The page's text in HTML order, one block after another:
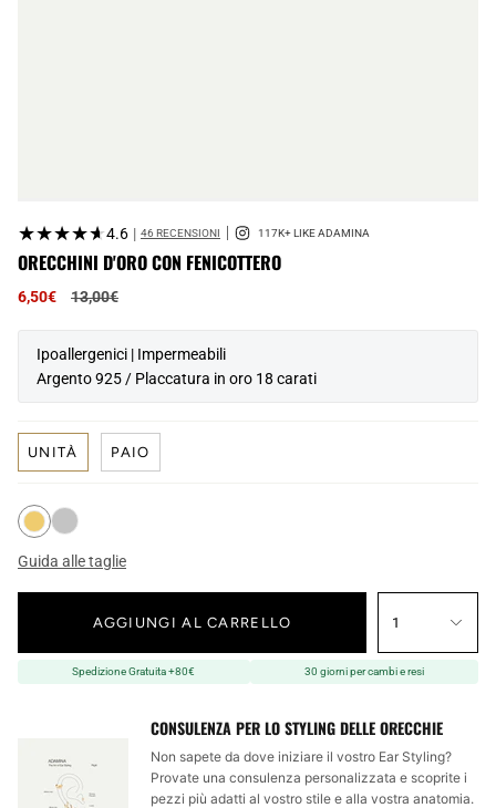
★★★★★
★★★★★4.6 | 46 RECENSIONI
ORECCHINI D'ORO CON FENICOTTERO
6,50€
Prezzo
13,00€
Ipoallergenici | Impermeabili
Argento 925 / Placcatura in oro 18 carati
UNITÀ PAIO
Guida alle taglie
1
AGGIUNGI AL CARRELLO
Spedizione Gratuita +80€ 30 giorni per cambi e resi
CONSULENZA PER LO STYLING DELLE ORECCHIE
Non sapete da dove iniziare il vostro Ear Styling?
Provate una consulenza personalizzata e scoprite i
pezzi più adatti al vostro stile e alla vostra anatomia.